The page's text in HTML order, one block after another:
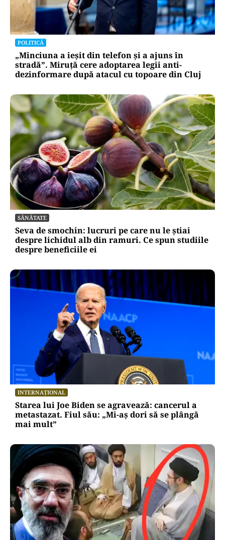
POLITICĂ
„Minciuna a ieșit din telefon și a ajuns în
stradă”. Miruță cere adoptarea legii anti-
dezinformare după atacul cu topoare din Cluj
SĂNĂTATE
Seva de smochin: lucruri pe care nu le știai
despre lichidul alb din ramuri. Ce spun studiile
despre beneficiile ei
INTERNAȚIONAL
Starea lui Joe Biden se agravează: cancerul a
metastazat. Fiul său: „Mi-aș dori să se plângă
mai mult”